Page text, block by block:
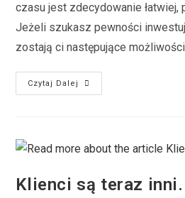
czasu jest zdecydowanie łatwiej,
Jeżeli szukasz pewności
zostają ci następujące
Czytaj Dalej
Klienci są teraz inni.